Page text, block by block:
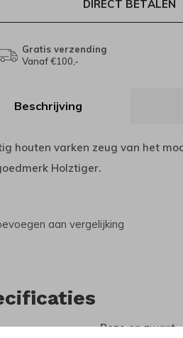
DIRECT BETALEN
Gratis verzending
Vanaf €100,-
Beschrijving
houten varken zeug van het
Holztiger.
aan vergelijking
Roze en zwart